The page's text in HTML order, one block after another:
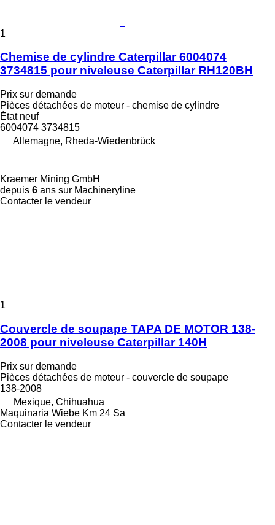
1
Chemise de cylindre Caterpillar 6004074
3734815 pour niveleuse Caterpillar RH120BH
Prix sur demande
Pièces détachées de moteur - chemise de cylindre
Étatneuf
6004074 3734815
Allemagne, Rheda-Wiedenbrück
Kraemer Mining GmbH
depuis 6 ans sur Machineryline
Contacter le vendeur
1
Couvercle de soupape TAPA DE MOTOR 138-
2008 pour niveleuse Caterpillar 140H
Prix sur demande
Pièces détachées de moteur - couvercle de soupape
138-2008
Mexique, Chihuahua
Maquinaria Wiebe Km 24 Sa
Contacter le vendeur